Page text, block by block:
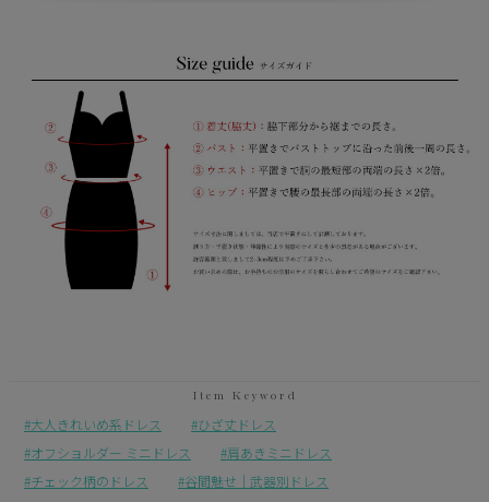
大人きれいめ系ドレス
ひざ丈ドレス
オフショルダー ミニドレス
肩あきミニドレス
チェック柄のドレス
谷間魅せ｜武器別ドレス